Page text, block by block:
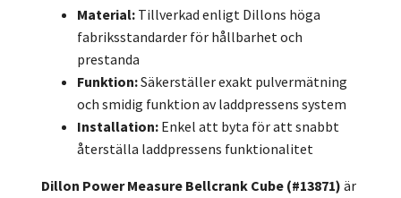
Material: Tillverkad enligt Dillons höga
fabriksstandarder för hållbarhet och
prestanda
Funktion:Säkerställer exakt pulvermätning
och smidig funktion av laddpressens system
Installation: Enkel att byta för att snabbt
återställa laddpressens funktionalitet
Dillon Power Measure Bellcrank Cube (#13871) är